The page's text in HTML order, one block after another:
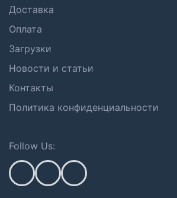
Доставка
Оплата
Загрузки
Новости и статьи
Контакты
Политика конфиденциальности
Follow Us: